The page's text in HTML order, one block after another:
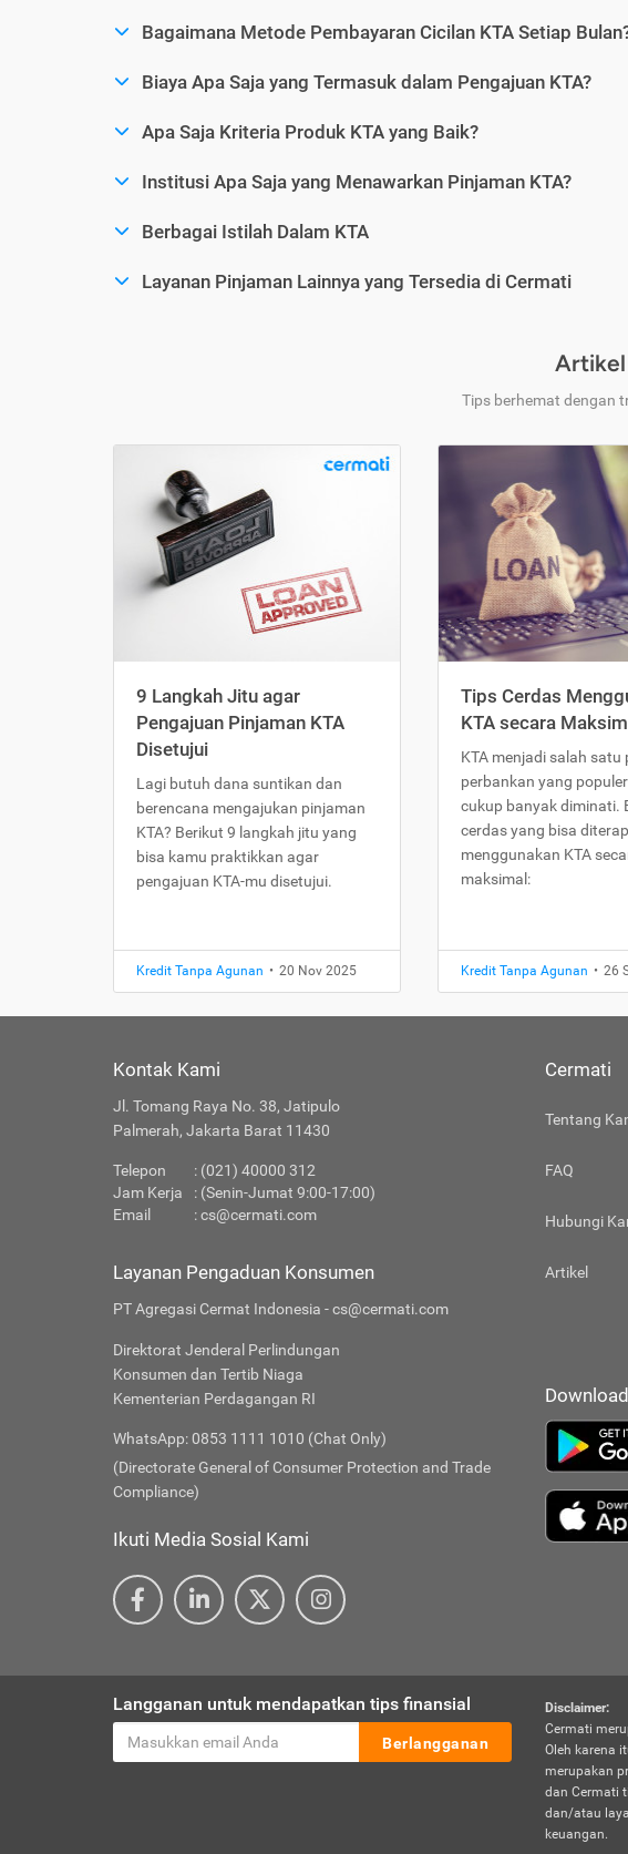
Bagaimana Metode Pembayaran Cicilan KTA Setiap
Biaya Apa Saja yang Termasuk dalam Pengajuan KTA?
Apa Saja Kriteria Produk KTA yang Baik?
Institusi Apa Saja yang Menawarkan Pinjaman KTA?
Berbagai Istilah Dalam KTA
Layanan Pinjaman Lainnya yang Tersedia di Cermati
Artikel
Tips berhemat dengan
9 Langkah Jitu agar
Pengajuan Pinjaman KTA
Disetujui
Lagi butuh dana suntikan dan
berencana mengajukan pinjaman
KTA? Berikut 9 langkah jitu yang
bisa kamu praktikkan agar
pengajuan KTA-mu disetujui.
Kredit Tanpa Agunan • 20 Nov 2025
Tips Cerdas
KTA secara
KTA menjadi salah satu
perbankan yang
cukup banyak diminati.
cerdas yang bisa
menggunakan KTA
maksimal:
Kredit Tanpa Agunan • 26
Kontak Kami
Jl. Tomang Raya No. 38, Jatipulo
Palmerah, Jakarta Barat 11430
Telepon
: (021) 40000 312
Jam Kerja
: (Senin-Jumat 9:00-17:00)
Email
:cs@cermati.com
Layanan Pengaduan Konsumen
PT Agregasi Cermat Indonesia - cs@cermati.com
Direktorat Jenderal Perlindungan
Konsumen dan Tertib Niaga
Kementerian Perdagangan RI
WhatsApp: 0853 1111 1010 (Chat Only)
(Directorate General of Consumer Protection and Trade
Compliance)
Ikuti Media Sosial Kami
Cermati
Tentang
FAQ
Hubungi
Artikel
Langganan untuk mendapatkan tips finansial
Berlangganan
Disclaimer:
Cermati
Oleh karena
merupakan
dan Cermati
dan/atau
keuangan.